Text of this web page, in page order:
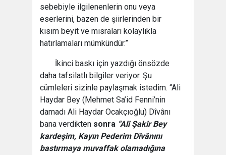
sebebiyle ilgilenenlerin onu veya
eserlerini, bazen de şiirlerinden bir
kısım beyit ve mısraları kolaylıkla
hatırlamaları mümkündür.”
İkinci baskı için yazdığı önsözde
daha tafsilatlı bilgiler veriyor. Şu
cümleleri sizinle paylaşmak istedim. “Ali
Haydar Bey (Mehmet Sa’id Fenni’nin
damadı Ali Haydar Ocakçıoğlu) Dîvânı
bana verdikten sonra “Ali Şakir Bey
kardeşim, Kayın Pederim Dîvânını
bastırmaya muvaffak olamadığına